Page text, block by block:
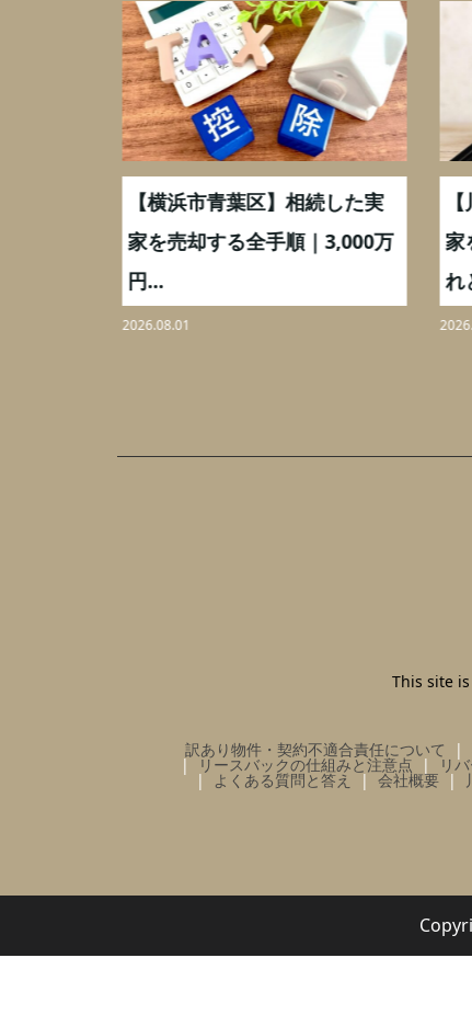
【横浜市青葉区】相続した実
家を売却する全手順｜3,000万
円...
2026.08.01
家
れ
This site
訳あり物件・契約不適合責任について
リースバックの仕組みと注意点 リ
よくある質問と答え 会社概要